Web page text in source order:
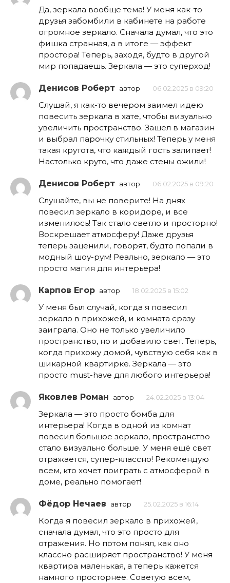
Да, зеркала вообще тема! У меня как-то
друзья забомбили в кабинете на работе
огромное зеркало. Сначала думал, что это
фишка странная, а в итоге — эффект
простора! Теперь, заходя, будто в другой
мир попадаешь. Зеркала — это суперход!
Денисов Роберт автор 06.02.2025 в 09:20
Слушай, я как-то вечером заимел идею
повесить зеркала в хате, чтобы визуально
увеличить пространство. Зашел в магазин
и выбрал парочку стильных! Теперь у меня
такая крутота, что каждый гость залипает!
Настолько круто, что даже стены ожили!
Денисов Роберт автор 06.02.2025 в 09:20
Слушайте, вы не поверите! На днях
повесил зеркало в коридоре, и все
изменилось! Так стало светло и просторно!
Воскрешает атмосферу! Даже друзья
теперь заценили, говорят, будто попали в
модный шоу-рум! Реально, зеркало — это
просто магия для интерьера!
Карпов Егор автор 18.02.2025 в 15:02
У меня был случай, когда я повесил
зеркало в прихожей, и комната сразу
заиграла. Оно не только увеличило
пространство, но и добавило свет. Теперь,
когда прихожу домой, чувствую себя как в
шикарной квартирке. Зеркала — это
просто must-have для любого интерьера!
Яковлев Роман автор 24.02.2025 в 13:04
Зеркала — это просто бомба для
интерьера! Когда в одной из комнат
повесил большое зеркало, пространство
стало визуально больше. У меня ещё свет
отражается, супер-классно! Рекомендую
всем, кто хочет поиграть с атмосферой в
доме, реально помогает!
Фёдор Нечаев автор 25.02.2025 в 16:14
Когда я повесил зеркало в прихожей,
сначала думал, что это просто для
отражения. Но потом понял, как оно
классно расширяет пространство! У меня
квартира маленькая, а теперь кажется
намного просторнее. Советую всем,